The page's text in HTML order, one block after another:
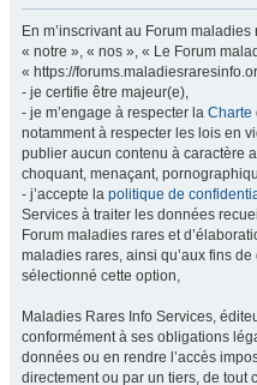
En m’inscrivant au Forum
« notre », « nos », « Le Forum
« https://
- je certifie être majeur(e),
- je m’engage à respecter la Charte
notamment à respecter les lois en
publier aucun contenu à caractère
choquant, menaçant,
- j’accepte la politique de
Services à traiter les données
Forum maladies rares et
maladies rares, ainsi qu’aux fins
sélectionné cette option,
Maladies Rares Info Services,
conformément à ses obligations
données ou en rendre l’accès
directement ou par un tiers, de tout